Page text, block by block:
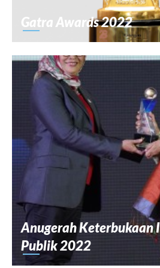
Gatra Awards 2022
Anugerah Keterbukaan
Publik 2022